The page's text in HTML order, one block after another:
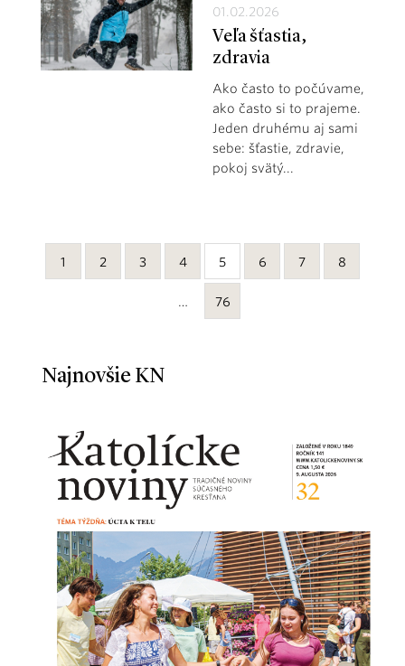
01.02.2026
Veľa šťastia,
zdravia
Ako často to počúvame,
ako často si to prajeme.
Jeden druhému aj sami
sebe: šťastie, zdravie,
pokoj svätý...
1 2 3 4 5 6 7 8
… 76
Najnovšie KN